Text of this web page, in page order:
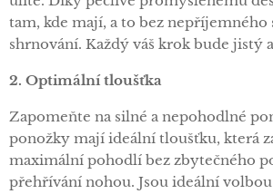
tam, kde mají, a to bez nepříjemného
shrnování. Každý váš krok bude jistý
2. Optimální tloušťka
Zapomeňte na silné a nepohodlné
ponožky mají ideální tloušťku, která
maximální pohodlí bez zbytečného
přehřívání nohou. Jsou ideální